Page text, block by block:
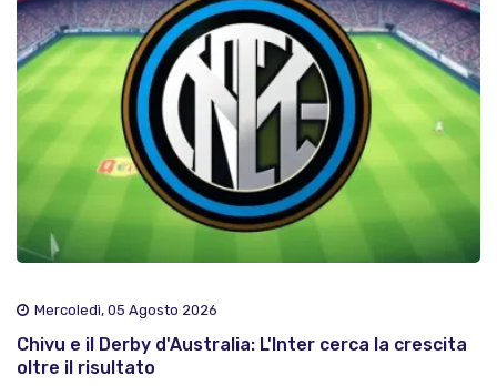
Mercoledì, 05 Agosto 2026
Chivu e il Derby d'Australia: L'Inter cerca la crescita
oltre il risultato